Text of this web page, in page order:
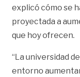
explicó cómo se
proyectada a
que hoy ofrecen.
“La universidad
entorno